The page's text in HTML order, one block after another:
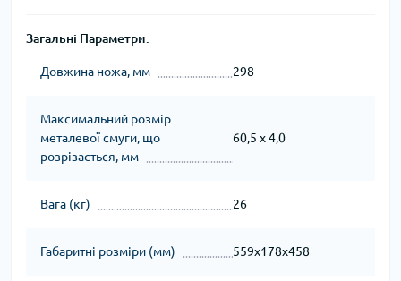
Загальні Параметри:
Довжина ножа, мм 298
Максимальний розмір
металевої смуги, що
розрізається, мм
60,5 x 4,0
Вага (кг) 26
Габаритні розміри (мм) 559x178x458